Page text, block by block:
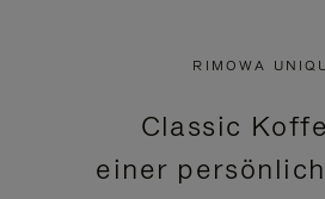
PAUSIERT,
BITTE
KLICKEN
SIE
RIMOWA
Classic
einer